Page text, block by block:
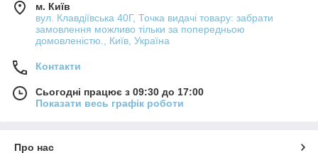
м. Київ
вул. Клавдіївська 40Г, Точка видачі товару: забрати
замовлення можливо тільки за попередньою
домовленістю., Київ, Україна
Контакти
Сьогодні працює з 09:30 до 17:00
Показати весь графік роботи
Про нас